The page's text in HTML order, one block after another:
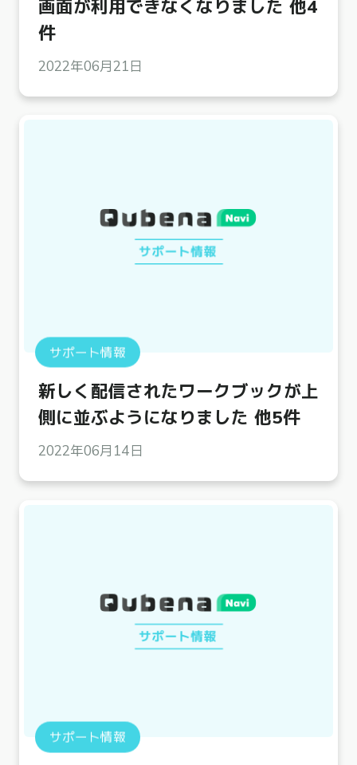
画面が利用できなくなりました 他4
件
2022年06月21日
サポート情報
新しく配信されたワークブックが上
側に並ぶようになりました 他5件
2022年06月14日
サポート情報